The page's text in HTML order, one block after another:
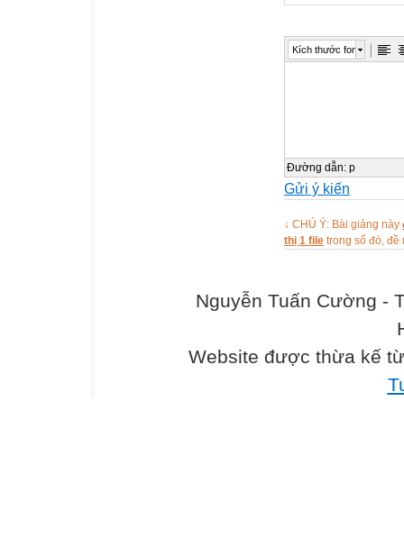
Kích thước font
Đường dẫn: p
Gửi ý kiến
↓ CHÚ Ý: Bài giảng này
thị 1 file trong số đó, đề
Nguyễn Tuấn Cường -
Website được thừa kế